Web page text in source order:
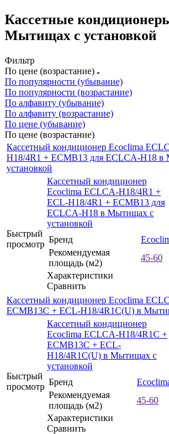
Кассетные
Мытищах с установкой
Фильтр
По цене (возрастание)
По популярности (убывание)
По популярности (возрастание)
По алфавиту (убывание)
По алфавиту (возрастание)
По цене (убывание)
По цене (возрастание)
Кассетный кондиционер Ecoclima
H18/4R1 + ECMB13 для ECLCA-H18
установкой
Быстрый
просмотр
Кассетный кондиционер
Ecoclima ECLCA-H18/4R1 +
ECL-H18/4R1 + ECMB13 для
ECLCA-H18 в Мытищах с
установкой
Бренд
Рекомендуемая
площадь (м2)
45-60
Характеристики
Сравнить
Кассетный кондиционер Ecoclima
ECMB13C + ECL-H18/4R1C(U) в
Быстрый
просмотр
Кассетный кондиционер
Ecoclima ECLCA-H18/4R1C +
ECMB13C + ECL-
H18/4R1C(U) в Мытищах с
установкой
Бренд
Рекомендуемая
площадь (м2)
45-60
Характеристики
Сравнить